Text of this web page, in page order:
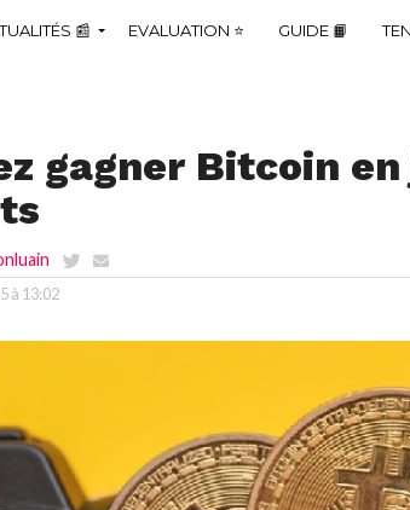
📰 EVALUATION ⭐ GUIDE 📙
gagner Bitcoin
à 13:02